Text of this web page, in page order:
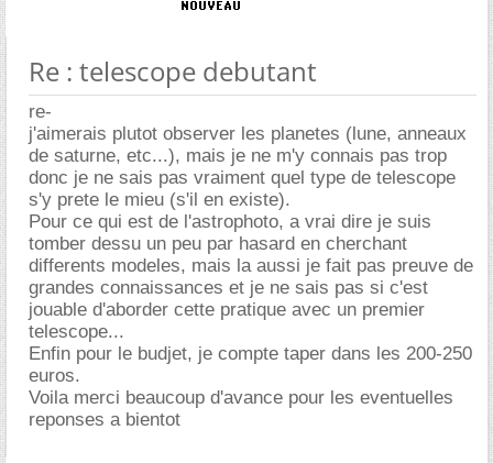
Re : telescope debutant
re-
j'aimerais plutot observer les planetes (lune, anneaux
de saturne, etc...), mais je ne m'y connais pas trop
donc je ne sais pas vraiment quel type de telescope
s'y prete le mieu (s'il en existe).
Pour ce qui est de l'astrophoto, a vrai dire je suis
tomber dessu un peu par hasard en cherchant
differents modeles, mais la aussi je fait pas preuve de
grandes connaissances et je ne sais pas si c'est
jouable d'aborder cette pratique avec un premier
telescope...
Enfin pour le budjet, je compte taper dans les 200-250
euros.
Voila merci beaucoup d'avance pour les eventuelles
reponses a bientot